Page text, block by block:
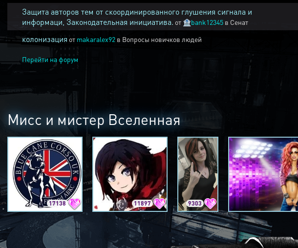
Защита авторов тем от скоординированного глушения сигнала и
информаци, Законодательная инициатива. от 🏦bank12345 в Сенат
колонизация от makaralex92 в Вопросы новичков людей
Перейти на форум
Мисс и мистер Вселенная
17138 11897 9303